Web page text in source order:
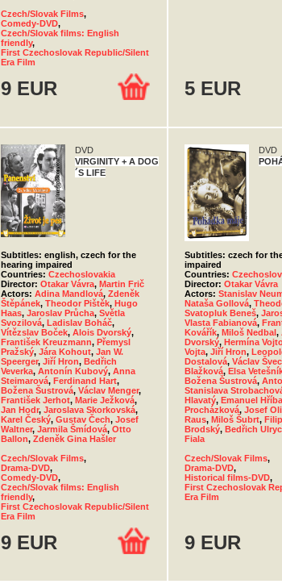
Czech/Slovak Films,
Comedy-DVD,
Czech/Slovak films: English
friendly,
First Czechoslovak Republic/Silent
Era Film
9 EUR 5 EUR
DVD
VIRGINITY + A DOG
´S LIFE
Subtitles: english, czech for the
hearing impaired
Countries: Czechoslovakia
Director: Otakar Vávra, Martin Frič
Actors: Adina Mandlová, Zdeněk
Štěpánek, Theodor Pištěk, Hugo
Haas, Jaroslav Průcha, Světla
Svozilová, Ladislav Boháč,
Vítězslav Boček, Alois Dvorský,
František Kreuzmann, Přemysl
Pražský, Jára Kohout, Jan W.
Speerger, Jiří Hron, Bedřich
Veverka, Antonín Kubový, Anna
Steimarová, Ferdinand Hart,
Božena Šustrová, Václav Menger,
František Jerhot, Marie Ježková,
Jan Hodr, Jaroslava Skorkovská,
Karel Český, Gustav Čech, Josef
Waltner, Jarmila Šmídová, Otto
Ballon, Zdeněk Gina Hašler
Czech/Slovak Films,
Drama-DVD,
Comedy-DVD,
Czech/Slovak films: English
friendly,
First Czechoslovak Republic/Silent
Era Film
9 EUR
DVD
Subtitles: czech for
impaired
Countries:
Director: Otakar Vávra
Actors: Stanislav
Nataša Gollová,
Svatopluk Beneš,
Vlasta Fabianová,
Kovářík, Miloš Nedbal,
Dvorský, Hermína
Vojta, Jiří Hron,
Dostalová, Václav Švec
Blažková, Elsa
Božena Šustrová,
Stanislava
Hlavatý, Emanuel
Procházková, Josef
Raus, Miloš Šubrt,
Brodský, Bedřich
Fiala
Czech/Slovak Films,
Drama-DVD,
Historical films-DVD,
First Czechoslovak
Era Film
9 EUR